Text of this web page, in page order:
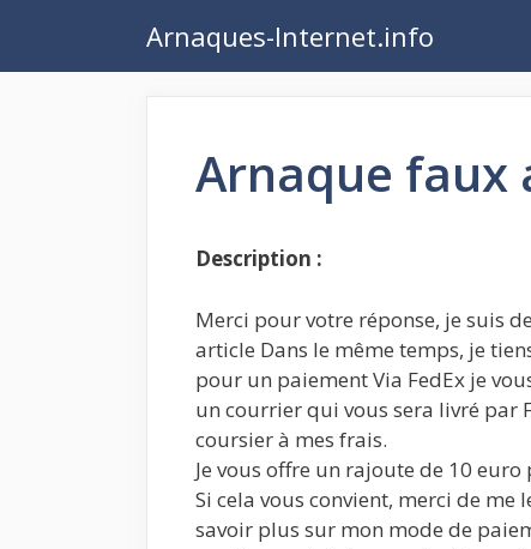
contenu
Arnaques-Internet.info
Arnaque faux
Description :
Merci pour votre réponse, je suis
article Dans le même temps, je
pour un paiement Via FedEx je
un courrier qui vous sera livré par
coursier à mes frais.
Je vous offre un rajoute de 10
Si cela vous convient, merci de
savoir plus sur mon mode de